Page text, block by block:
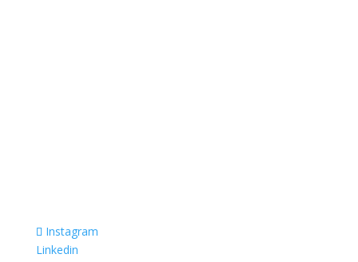
Instagram
Linkedin